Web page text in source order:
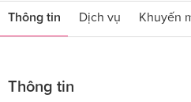
Thông tin Dịch vụ Khuyến
Thông tin